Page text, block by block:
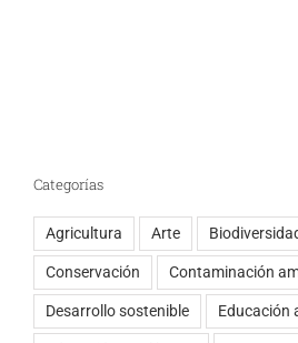
Categorías
Agricultura Arte
Conservación Contaminación
Desarrollo sostenible Educación